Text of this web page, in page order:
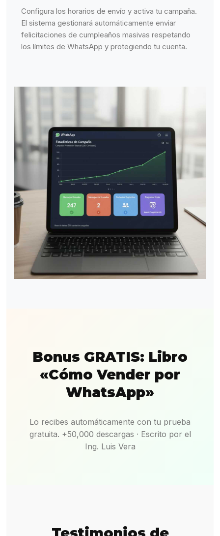
Configura los horarios de envío y activa tu campaña.
El sistema gestionará automáticamente enviar
felicitaciones de cumpleaños masivas respetando
los límites de WhatsApp y protegiendo tu cuenta.
Bonus GRATIS: Libro
«Cómo Vender por
WhatsApp»
Lo recibes automáticamente con tu prueba
gratuita. +50,000 descargas · Escrito por el
Ing. Luis Vera